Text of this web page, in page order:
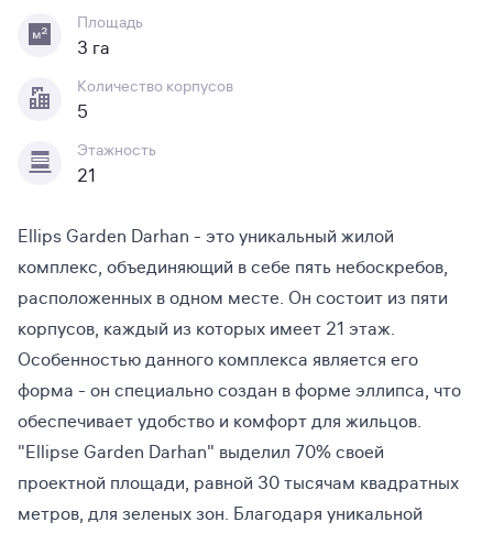
Площадь
3 га
Количество корпусов
5
Этажность
21
Ellips Garden Darhan - это уникальный жилой
комплекс, объединяющий в себе пять небоскребов,
расположенных в одном месте. Он состоит из пяти
корпусов, каждый из которых имеет 21 этаж.
Особенностью данного комплекса является его
форма - он специально создан в форме эллипса, что
обеспечивает удобство и комфорт для жильцов.
"Ellipse Garden Darhan" выделил 70% своей
проектной площади, равной 30 тысячам квадратных
метров, для зеленых зон. Благодаря уникальной